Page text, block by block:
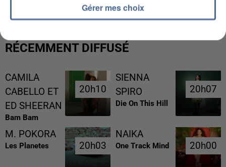
RÉCEMMENT DIFFUSÉ
CAMILA
CABELLO ET
ED SHEERAN
Bam Bam
20h10
20h10
SIENNA
SPIRO
Die On This Hill
20h07
20h07
M. POKORA
Les Planetes 20h03
20h03
NAIKA
One Track Mind 20h00
20h00
Gérer mes choix